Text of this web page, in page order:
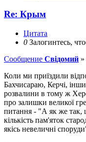
Re: Крым
Цитата
0 Залогинтесь,
Сообщение Свідомий »
Коли ми приїздили
Бахчисараю, Керчі,
розвалини в тому ж
про залишки великої
питання - "А як же так,
кількість пам'яток
якісь невеличні